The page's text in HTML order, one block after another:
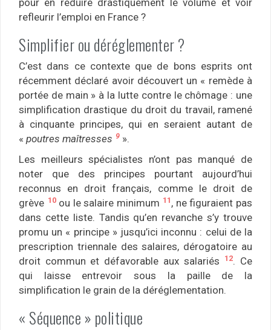
pour en réduire drastiquement le volume et voir
refleurir l’emploi en France ?
Simplifier ou déréglementer ?
C’est dans ce contexte que de bons esprits ont
récemment déclaré avoir découvert un « remède à
portée de main » à la lutte contre le chômage : une
simplification drastique du droit du travail, ramené
à cinquante principes, qui en seraient autant de
« poutres maîtresses 9 ».
Les meilleurs spécialistes n’ont pas manqué de
noter que des principes pourtant aujourd’hui
reconnus en droit français, comme le droit de
grève 10ou le salaire minimum 11 , ne figuraient pas
dans cette liste. Tandis qu’en revanche s’y trouve
promu un « principe » jusqu’ici inconnu : celui de la
prescription triennale des salaires, dérogatoire au
droit commun et défavorable aux salariés
12. Ce
qui laisse entrevoir sous la paille de la
simplification le grain de la déréglementation.
« Séquence » politique